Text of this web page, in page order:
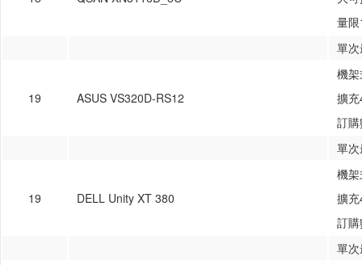
量
單
19 ASUS VS320D-RS12
機
擴
訂
單
19 DELL Unity XT 380
機
擴
訂
單